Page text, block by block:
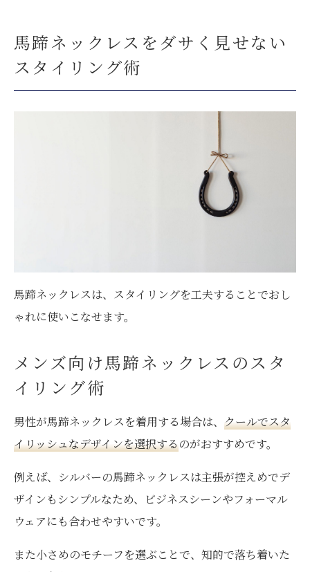
馬蹄ネックレスをダサく見せない
スタイリング術
馬蹄ネックレスは、スタイリングを工夫することでおし
ゃれに使いこなせます。
メンズ向け馬蹄ネックレスのスタ
イリング術
男性が馬蹄ネックレスを着用する場合は、 クールでスタ
イリッシュなデザインを選択するのがおすすめです。
例えば、シルバーの馬蹄ネックレスは主張が控えめでデ
ザインもシンプルなため、ビジネスシーンやフォーマル
ウェアにも合わせやすいです。
また小さめのモチーフを選ぶことで、知的で落ち着いた